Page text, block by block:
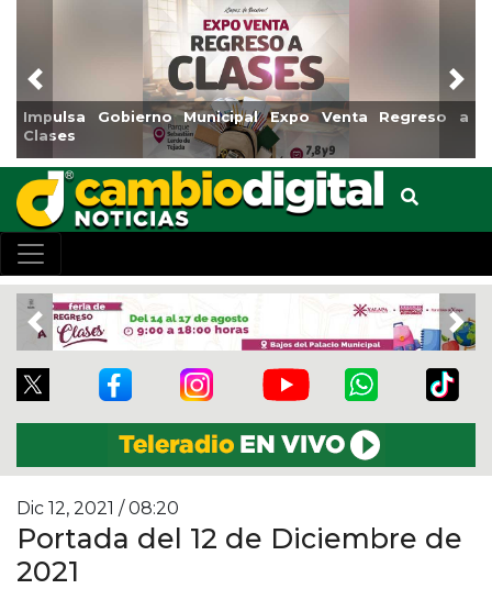
Expo Venta Regreso a
Reabrirá
Centro
Previous
Previous
Dic 12, 2021 / 08:20
Portada del 12 de Diciembre de
2021